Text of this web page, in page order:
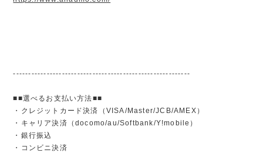
----------------------------------------------------------
■■選べるお支払い方法■■
・クレジットカード決済（VISA/Master/JCB/AMEX）
・キャリア決済（docomo/au/Softbank/Y!mobile）
・銀行振込
・コンビニ決済